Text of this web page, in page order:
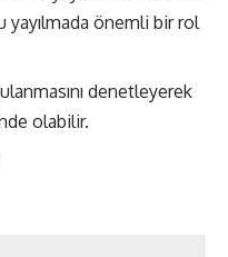
yayılmada önemli bir rol
denetleyerek
olabilir.